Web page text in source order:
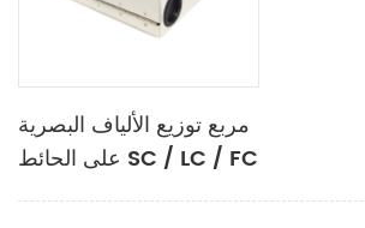
مربع توزيع الألياف البصرية
على الحائط SC / LC / FC
/ ST SM OM1 OM2